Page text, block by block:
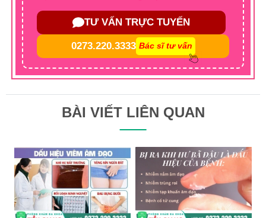
TƯ VẤN TRỰC TUYẾN
0273.220.3333 Bác sĩ tư vấn
BÀI VIẾT LIÊN QUAN